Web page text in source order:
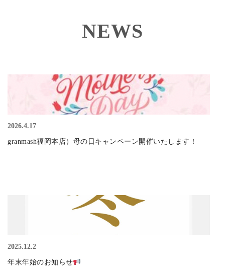
地いいヘアに！ロング＋550円～ 白髪染めOK
Web予約
新
規
タイルのドライカットです♪お客様の雰囲気に合わ
せた、春hairをご提案！
来店日条件：
NEWS
2026.4.17
granmash福岡本店）母の日キャンペーン開催いたします！
2025.12.2
年末年始のお知らせ